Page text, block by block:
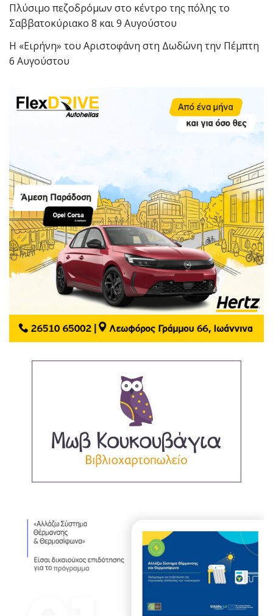
Πλύσιμο πεζοδρόμων στο κέντρο της πόλης το
Σαββατοκύριακο 8 και 9 Αυγούστου
Η «Ειρήνη» του Αριστοφάνη στη Δωδώνη την Πέμπτη
6 Αυγούστου